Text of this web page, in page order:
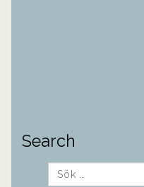
Search
Sök
efter: